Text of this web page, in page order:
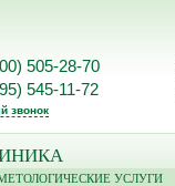
505-28-70
545-11-72
звонок
УСЛУГИ